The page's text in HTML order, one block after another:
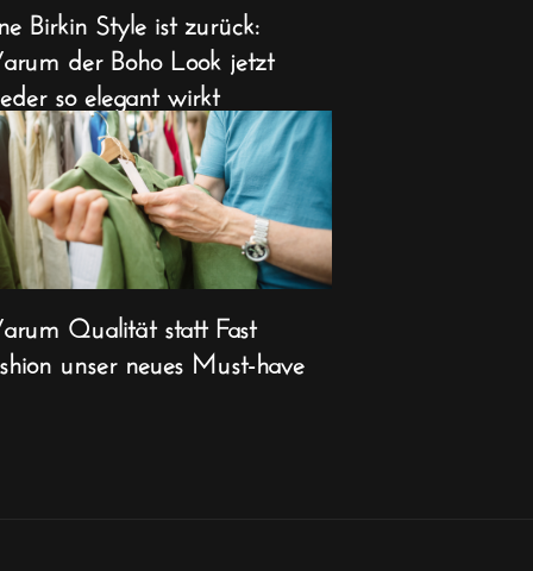
Birkin Style ist zurück:
der Boho Look jetzt
so elegant wirkt
Qualität statt Fast
unser neues Must-have